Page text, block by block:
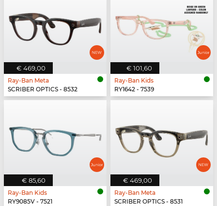
€ 469,00
Ray-Ban Meta
SCRIBER OPTICS - 8532
€ 101,60
Ray-Ban Kids
RY1642 - 7539
€ 85,60
Ray-Ban Kids
RY9085V - 7521
€ 469,00
Ray-Ban Meta
SCRIBER OPTICS - 8531